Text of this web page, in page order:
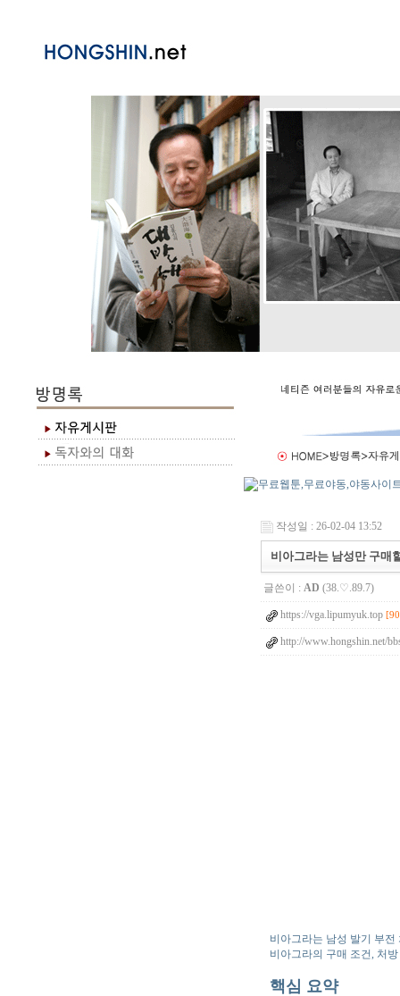
작성일 : 26-02-04 13:52
비아그라는 남성만 구매
글쓴이 : AD (38.♡.89.7)
https://vga.lipumyuk.top
http://www.hongshin.net/
비아그라는 남성 발기 부
비아그라의 구매 조건, 처
핵심 요약